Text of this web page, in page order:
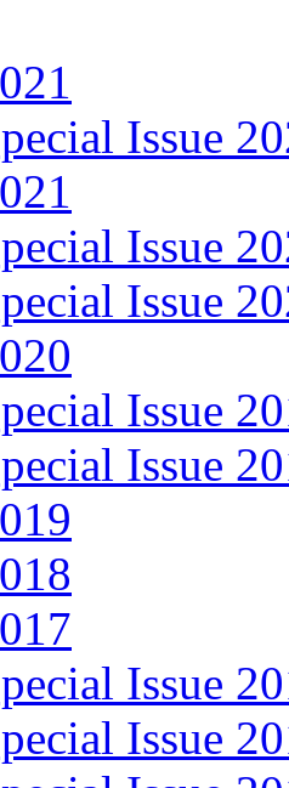
Issue
Issue
Issue
Issue
Issue
Issue
Issue